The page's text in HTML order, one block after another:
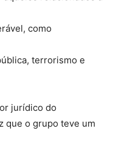
como
terrorismo e
jurídico do
que o grupo teve um